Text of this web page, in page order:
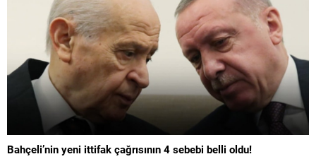
Bahçeli’nin yeni ittifak çağrısının 4 sebebi belli oldu!